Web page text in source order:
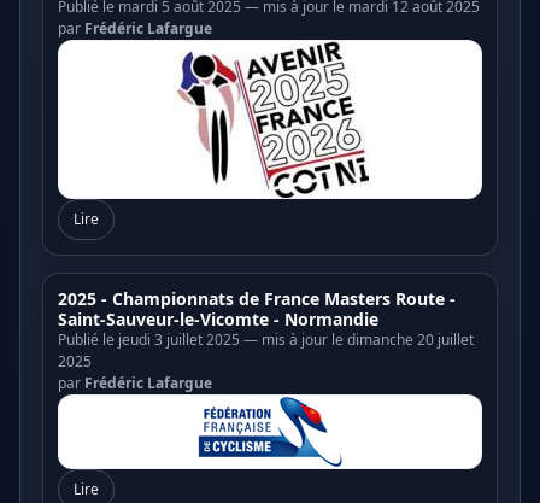
Publié le mardi 5 août 2025 — mis à jour le mardi 12 août 2025
par Frédéric Lafargue
Lire
2025 - Championnats de France Masters Route -
Saint-Sauveur-le-Vicomte - Normandie
Publié le jeudi 3 juillet 2025 — mis à jour le dimanche 20 juillet
2025
par Frédéric Lafargue
Lire